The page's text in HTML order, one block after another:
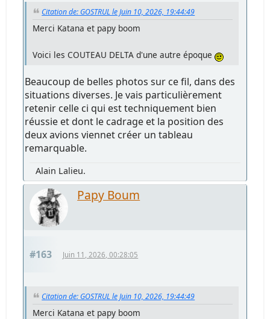
Citation de: GOSTRUL le Juin 10, 2026, 19:44:49
Merci Katana et papy boom
Voici les COUTEAU DELTA d'une autre époque
Beaucoup de belles photos sur ce fil, dans des
situations diverses. Je vais particulièrement
retenir celle ci qui est techniquement bien
réussie et dont le cadrage et la position des
deux avions viennet créer un tableau
remarquable.
Alain Lalieu.
Papy Boum
#163 Juin 11, 2026, 00:28:05
Citation de: GOSTRUL le Juin 10, 2026, 19:44:49
Merci Katana et papy boom